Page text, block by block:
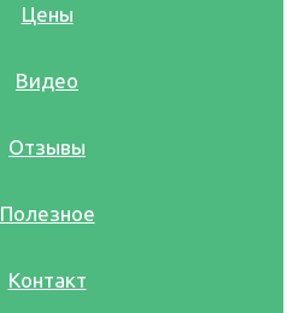
Цены
Видео
Отзывы
Полезное
Контакт